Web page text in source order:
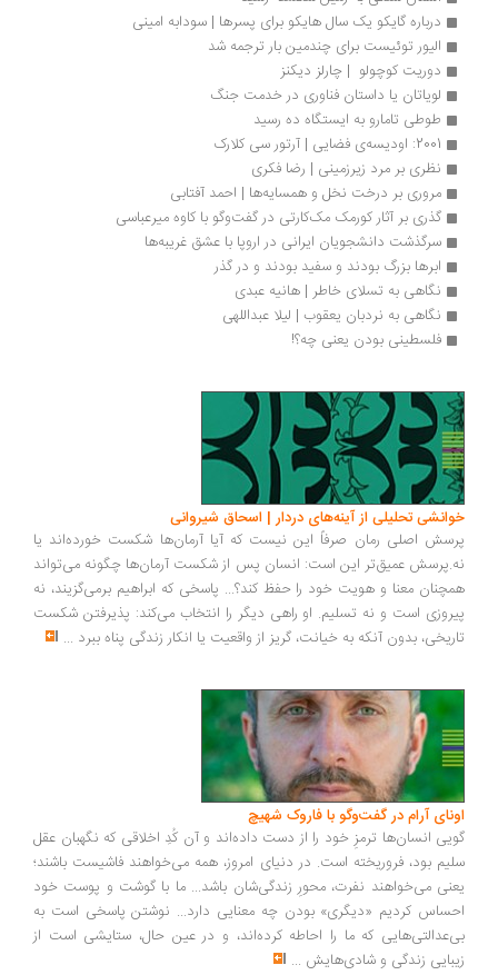
درباره گایکو یک سال هایکو برای پسرها | سودابه امینی
الیور توئیست برای چندمین بار ترجمه شد
دوریت کوچولو  | چارلز دیکنز
لویاتان یا داستان فناوری در خدمت جنگ
طوطی تامارو به ایستگاه ده رسید
2001: اودیسه­‌ی فضایی | آرتور سی کلارک
نظری بر مرد زیرزمینی | رضا فکری
مروری بر درخت نخل و همسایه‌ها | احمد آفتابی
گذری بر آثار کورمک مک‌کارتی در گفت‌وگو با کاوه میرعباسی
سرگذشت دانشجویان ایرانی در اروپا با عشق غریبه‌ها
ابرها بزرگ بودند و سفید بودند و در گذر
نگاهی به تسلای خاطر | هانیه عبدی
نگاهی به نردبان یعقوب | لیلا عبداللهی
فلسطینی بودن یعنی چه؟!
خوانشی تحلیلی از آینه‌های دردار | اسحاق شیروانی
پرسش اصلی رمان صرفاً این نیست که آیا آرمان‌ها شکست خورده‌اند یا
نه.پرسش عمیق‌تر این است: انسان پس از شکست آرمان‌ها چگونه می‌تواند
همچنان معنا و هویت خود را حفظ کند؟... پاسخی که ابراهیم برمی‌گزیند، نه
پیروزی است و نه تسلیم. او راهی دیگر را انتخاب می‌کند: پذیرفتن شکست
تاریخی، بدون آنکه به خیانت، گریز از واقعیت یا انکار زندگی پناه ببرد ...
اونای آرام در گفت‌وگو با فاروک شهیچ‭
گویی انسان‌ها ترمزِ خود را از دست داده‌اند و آن کُدِ اخلاقی که نگهبان عقل
سلیم بود، فروریخته است. در دنیای امروز، همه می‌خواهند فاشیست باشند؛
یعنی می‌خواهند نفرت، محورِ زندگی‌شان باشد... ما با گوشت و پوست خود
احساس کردیم «دیگری» بودن چه معنایی دارد... نوشتن پاسخی است به
بی‌عدالتی‌هایی که ما را احاطه کرده‌اند، و در عین حال، ستایشی است از
زیبایی زندگی و شادی‌هایش ...